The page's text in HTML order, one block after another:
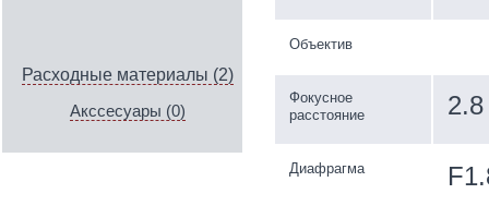
Расходные материалы (2)
Акссесуары (0)
Объектив
Фокусное
расстояние
Диафрагма